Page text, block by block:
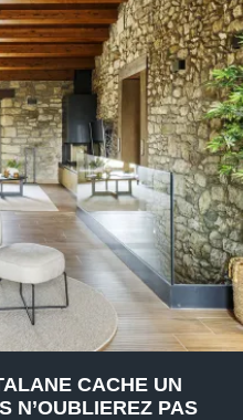
CACHE UN
N’OUBLIEREZ PAS